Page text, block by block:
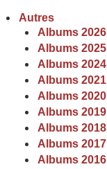
Autres
Albums 2026
Albums 2025
Albums 2024
Albums 2021
Albums 2020
Albums 2019
Albums 2018
Albums 2017
Albums 2016